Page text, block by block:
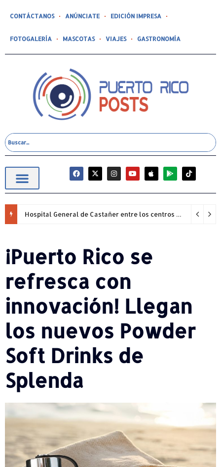
CONTÁCTANOS ANÚNCIATE EDICIÓN IMPRESA
FOTOGALERÍA MASCOTAS VIAJES GASTRONOMÍA
Hospital General de Castañer entre los centros de salud comunitarios con mejor desempeño clínico de Estados Unidos
¡Puerto Rico se
refresca con
innovación! Llegan
los nuevos Powder
Soft Drinks de
Splenda